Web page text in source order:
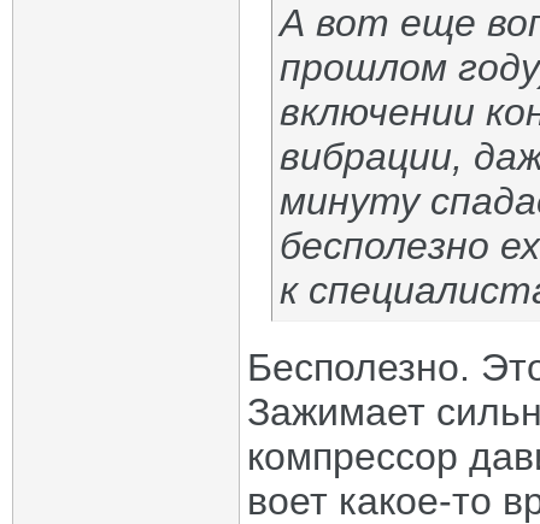
А вот еще
прошлом
включении
вибрации,
минуту
бесполезно
к
Бесполезно.
Зажимает
компрессор
воет какое-то